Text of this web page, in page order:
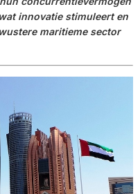
innovatie stimuleert en
maritieme sector